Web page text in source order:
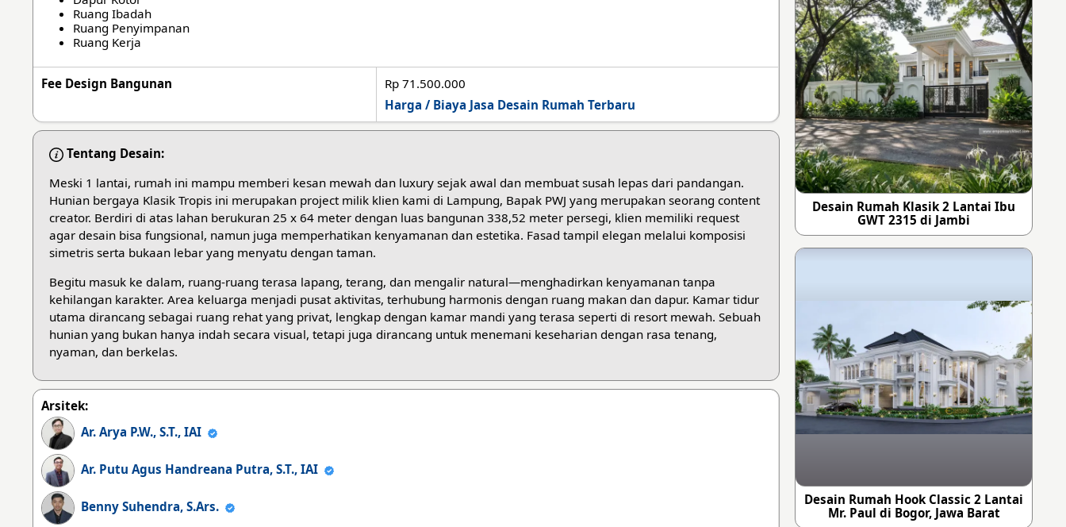
Ruang Ibadah
Ruang Penyimpanan
Ruang Kerja
Fee Design Bangunan
Rp 71.500.000
Harga / Biaya Jasa Desain Rumah Terbaru
Tentang Desain:
Meski 1 lantai, rumah ini mampu memberi kesan mewah dan luxury sejak awal dan membuat susah lepas dari pandangan.
Hunian bergaya Klasik Tropis ini merupakan project milik klien kami di Lampung, Bapak PWJ yang merupakan seorang content
creator. Berdiri di atas lahan berukuran 25 x 64 meter dengan luas bangunan 338,52 meter persegi, klien memiliki request
agar desain bisa fungsional, namun juga memperhatikan kenyamanan dan estetika. Fasad tampil elegan melalui komposisi
simetris serta bukaan lebar yang menyatu dengan taman.
Begitu masuk ke dalam, ruang-ruang terasa lapang, terang, dan mengalir natural—menghadirkan kenyamanan tanpa
kehilangan karakter. Area keluarga menjadi pusat aktivitas, terhubung harmonis dengan ruang makan dan dapur. Kamar tidur
utama dirancang sebagai ruang rehat yang privat, lengkap dengan kamar mandi yang terasa seperti di resort mewah. Sebuah
hunian yang bukan hanya indah secara visual, tetapi juga dirancang untuk menemani keseharian dengan rasa tenang,
nyaman, dan berkelas.
Arsitek:
Ar. Arya P.W., S.T., IAI
Ar. Putu Agus Handreana Putra, S.T., IAI
Benny Suhendra, S.Ars.
Desain Rumah Klasik 2 Lantai Ibu
GWT 2315 di Jambi
Desain Rumah Hook Classic 2 Lantai
Mr. Paul di Bogor, Jawa Barat